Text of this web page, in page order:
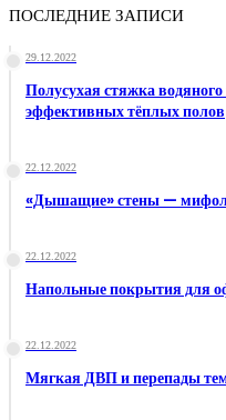
ПОСЛЕДНИЕ ЗАПИСИ
29.12.2022
Полусухая стяжка
эффективных тёплых полов
22.12.2022
«Дышащие» стены —
22.12.2022
Напольные покрытия для
22.12.2022
Мягкая ДВП и перепады